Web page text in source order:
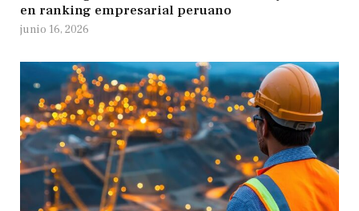
en ranking empresarial peruano
junio 16, 2026